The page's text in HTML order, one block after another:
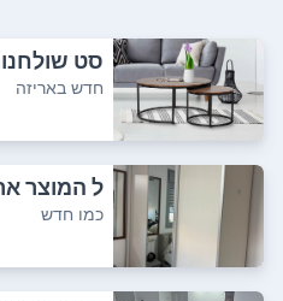
סט
ם - חדש
חדש באריזה
ל המוצר
תות ושת...
כמו חדש